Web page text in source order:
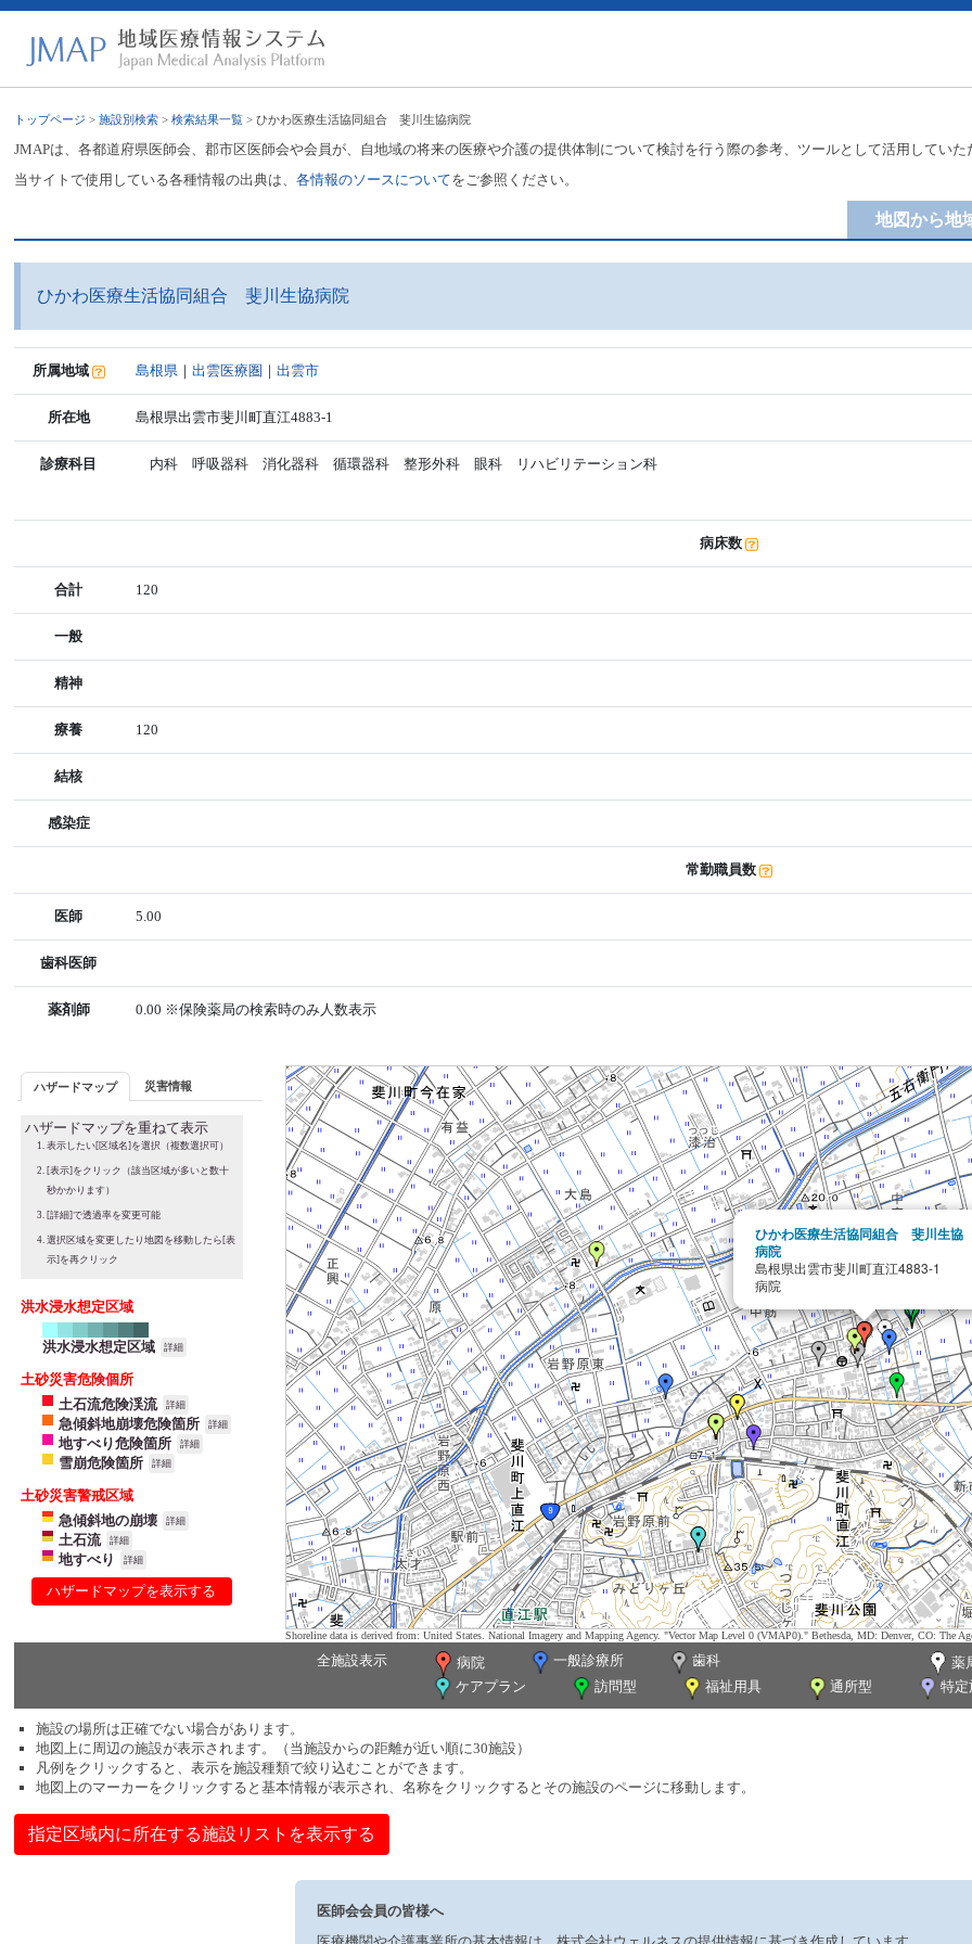
トップページ >施設別検索 >検索結果一覧 > ひかわ医療生活協同組合 斐川生協病院
JMAPは、各都道府県医師会、郡市区医師会や会員が、自地域の将来の医療や介護の提供体制について検討を行う際の参考、ツールとして活用してい
当サイトで使用している各種情報の出典は、各情報のソースについてをご参照ください。
地図から地
ひかわ医療生活協同組合 斐川生協病院
所属地域 島根県 ｜出雲医療圏 ｜出雲市
所在地 島根県出雲市斐川町直江4883-1
診療科目 内科 呼吸器科 消化器科 循環器科 整形外科 眼科 リハビリテーション科
病床数
合計 120
一般
精神
療養 120
結核
感染症
常勤職員数
医師 5.00
歯科医師
薬剤師 0.00 ※保険薬局の検索時のみ人数表示
ハザードマップ 災害情報
ハザードマップを重ねて表示
表示したい[区域名]を選択（複数選択可）
[表示]をクリック（該当区域が多いと数十
秒かかります）
[詳細]で透過率を変更可能
選択区域を変更したり地図を移動したら[表
示]を再クリック
洪水浸水想定区域
洪水浸水想定区域 詳細
土砂災害危険個所
土石流危険渓流
詳細
急傾斜地崩壊危険箇所 詳細
地すべり危険箇所 詳細
雪崩危険箇所 詳細
土砂災害警戒区域
急傾斜地の崩壊
詳細
土石流 詳細
地すべり 詳細
ハザードマップを表示する
ひかわ医療生活協同組合 斐川生協
病院
島根県出雲市斐川町直江4883-1
病院
Shoreline data is derived from: United States. National Imagery and Mapping Agency. "Vector Map Level 0 (VMAP0)." Bethesda, MD: Denver, CO: The
全施設表示 病院 一般診療所 歯科
薬
ケアプラン
訪問型 福祉用具 通所型 特定
施設の場所は正確でない場合があります。
地図上に周辺の施設が表示されます。（当施設からの距離が近い順に30施設）
凡例をクリックすると、表示を施設種類で絞り込むことができます。
地図上のマーカーをクリックすると基本情報が表示され、名称をクリックするとその施設のページに移動します。
指定区域内に所在する施設リストを表示する
医師会会員の皆様へ